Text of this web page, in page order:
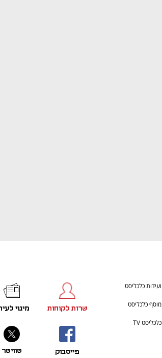
ועידות כלכליסט
מוסף כלכליסט
כלכליסט TV
פייסבוק
שרות לקוחות
טוויטר
מינוי